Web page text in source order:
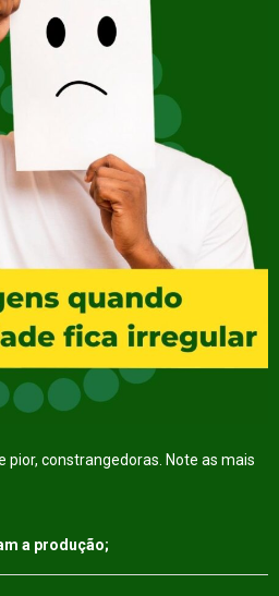
pior, constrangedoras. Note as mais
a produção;